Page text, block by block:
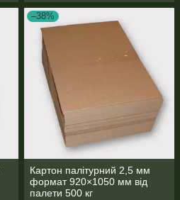
–38%
Картон палітурний 2,5 мм
формат 920×1050 мм від
палети 500 кг